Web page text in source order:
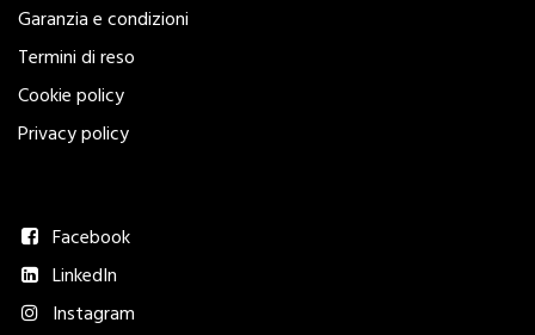
Garanzia e condizioni
Termini di reso
Cookie policy
Privacy policy
Facebook
LinkedIn
Instagram